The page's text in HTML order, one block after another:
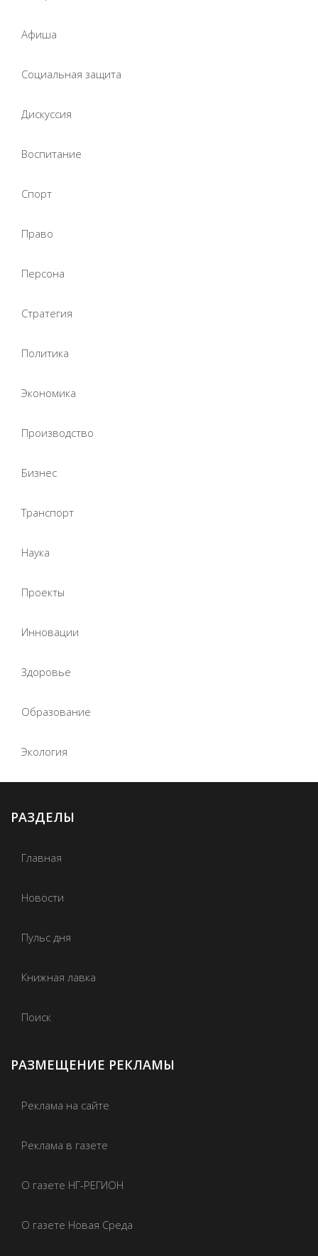
Афиша
Социальная защита
Дискуссия
Воспитание
Спорт
Право
Персона
Стратегия
Политика
Экономика
Производство
Бизнес
Транспорт
Наука
Проекты
Инновации
Здоровье
Образование
Экология
РАЗДЕЛЫ
Главная
Новости
Пульс дня
Книжная лавка
Поиск
РАЗМЕЩЕНИЕ РЕКЛАМЫ
Реклама на сайте
Реклама в газете
О газете НГ-РЕГИОН
О газете Новая Среда